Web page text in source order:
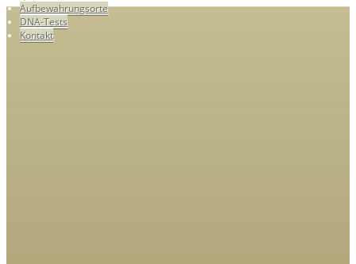
Aufbewahrungsorte
DNA-Tests
Kontakt